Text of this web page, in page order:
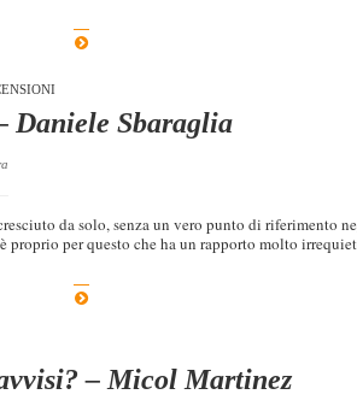
Daniele Sbaraglia
da solo, senza un vero punto di riferimento
per questo che ha un rapporto molto
– Micol Martinez